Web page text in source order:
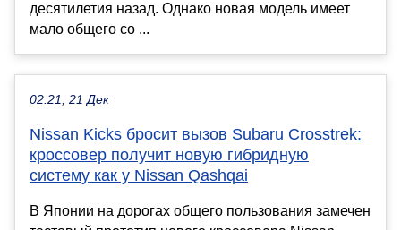
десятилетия назад. Однако новая модель имеет
мало общего со ...
02:21, 21 Дек
Nissan Kicks бросит вызов Subaru Crosstrek:
кроссовер получит новую гибридную
систему как у Nissan Qashqai
В Японии на дорогах общего пользования замечен